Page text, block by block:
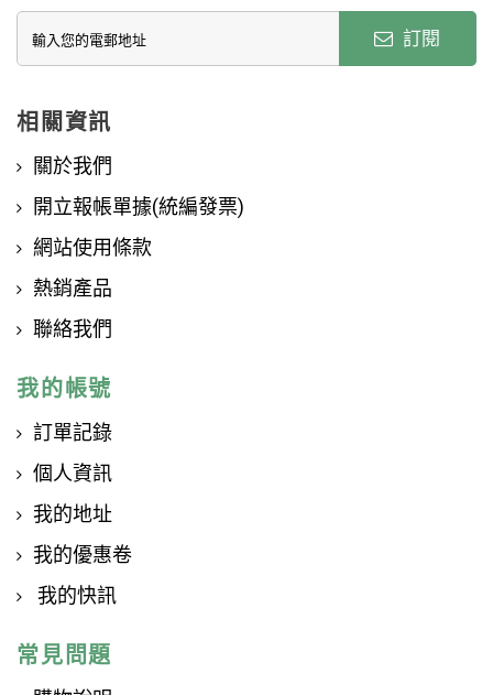
訂閱
相關資訊
關於我們
開立報帳單據(統編發票)
網站使用條款
熱銷產品
聯絡我們
我的帳號
訂單記錄
個人資訊
我的地址
我的優惠卷
我的快訊
常見問題